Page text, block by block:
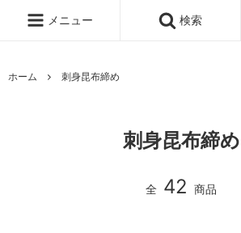
メニュー 検索
ホーム 刺身昆布締め
刺身昆布締め
全 42 商品